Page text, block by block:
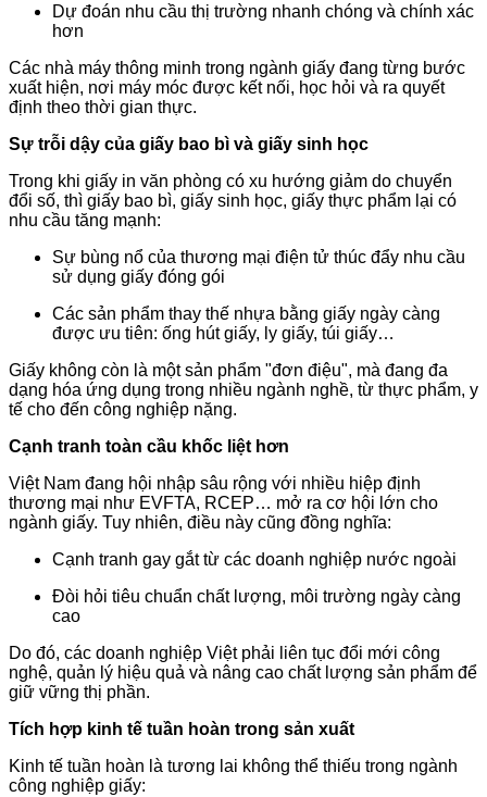
Dự đoán nhu cầu thị trường nhanh chóng và chính xác
hơn
Các nhà máy thông minh trong ngành giấy đang từng bước
xuất hiện, nơi máy móc được kết nối, học hỏi và ra quyết
định theo thời gian thực.
Sự trỗi dậy của giấy bao bì và giấy sinh học
Trong khi giấy in văn phòng có xu hướng giảm do chuyển
đổi số, thì giấy bao bì, giấy sinh học, giấy thực phẩm lại có
nhu cầu tăng mạnh:
Sự bùng nổ của thương mại điện tử thúc đẩy nhu cầu
sử dụng giấy đóng gói
Các sản phẩm thay thế nhựa bằng giấy ngày càng
được ưu tiên: ống hút giấy, ly giấy, túi giấy…
Giấy không còn là một sản phẩm "đơn điệu", mà đang đa
dạng hóa ứng dụng trong nhiều ngành nghề, từ thực phẩm, y
tế cho đến công nghiệp nặng.
Cạnh tranh toàn cầu khốc liệt hơn
Việt Nam đang hội nhập sâu rộng với nhiều hiệp định
thương mại như EVFTA, RCEP… mở ra cơ hội lớn cho
ngành giấy. Tuy nhiên, điều này cũng đồng nghĩa:
Cạnh tranh gay gắt từ các doanh nghiệp nước ngoài
Đòi hỏi tiêu chuẩn chất lượng, môi trường ngày càng
cao
Do đó, các doanh nghiệp Việt phải liên tục đổi mới công
nghệ, quản lý hiệu quả và nâng cao chất lượng sản phẩm để
giữ vững thị phần.
Tích hợp kinh tế tuần hoàn trong sản xuất
Kinh tế tuần hoàn là tương lai không thể thiếu trong ngành
công nghiệp giấy: